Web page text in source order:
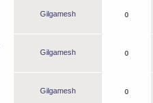
Gilgamesh 0
Gilgamesh 0
Gilgamesh 0